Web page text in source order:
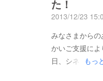
出る盛況。つづ
ティも、スライ
ふりかえりつつ
かな雰囲気のな
することがで
た！
2013/12/23
みなさまからの
かいご支援によ
日、シネモン
もっ